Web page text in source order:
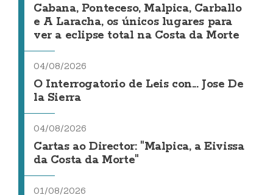
Cabana, Ponteceso, Malpica, Carballo
e A Laracha, os únicos lugares para
ver a eclipse total na Costa da Morte
04/08/2026
O Interrogatorio de Leis con... Jose De
la Sierra
04/08/2026
Cartas ao Director: "Malpica, a Eivissa
da Costa da Morte"
01/08/2026